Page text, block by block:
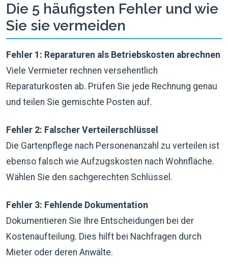
Die 5 häufigsten Fehler und wie
Sie sie vermeiden
Fehler 1: Reparaturen als Betriebskosten abrechnen
Viele Vermieter rechnen versehentlich
Reparaturkosten ab. Prüfen Sie jede Rechnung genau
und teilen Sie gemischte Posten auf.
Fehler 2: Falscher Verteilerschlüssel
Die Gartenpflege nach Personenanzahl zu verteilen ist
ebenso falsch wie Aufzugskosten nach Wohnfläche.
Wählen Sie den sachgerechten Schlüssel.
Fehler 3: Fehlende Dokumentation
Dokumentieren Sie Ihre Entscheidungen bei der
Kostenaufteilung. Dies hilft bei Nachfragen durch
Mieter oder deren Anwälte.